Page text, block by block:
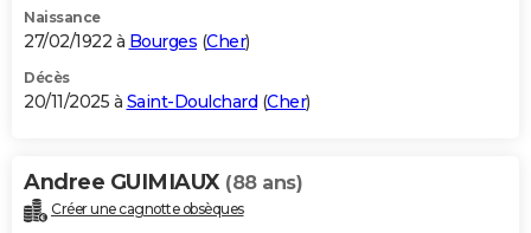
Dictionnaire
Biographies
Citations
Expressions
Proverbes
PROGRAMME TV
S'inscrire
Se connecter
Lycées
Collèges
Primaires
Universités
Entreprises
Service militaire
Avis de recherche
AVIS DE DÉCÈS
Bricolage
Lifestyle
Culture
Sport
Auto
Television
Voyage
Cinema
Naissance
27/02/1922 à Bourges (Cher)
Décès
20/11/2025 à Saint-Doulchard (Cher)
Andree GUIMIAUX (88 ans)
Créer une cagnotte obsèques